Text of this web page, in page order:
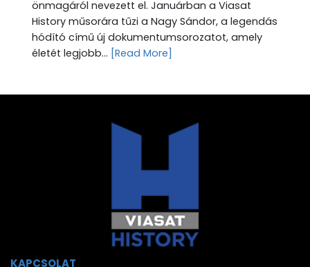
önmagáról nevezett el. Januárban a Viasat
History műsorára tűzi a Nagy Sándor, a legendás
hódító című új dokumentumsorozatot, amely
életét legjobb... [Read More]
KAPCSOLAT